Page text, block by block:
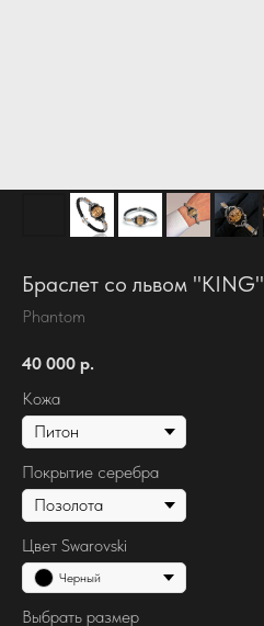
Браслет со львом "KING"
Phantom
40 000 р.
Кожа
Покрытие серебра
Цвет Swarovski
Черный
Выбрать размер